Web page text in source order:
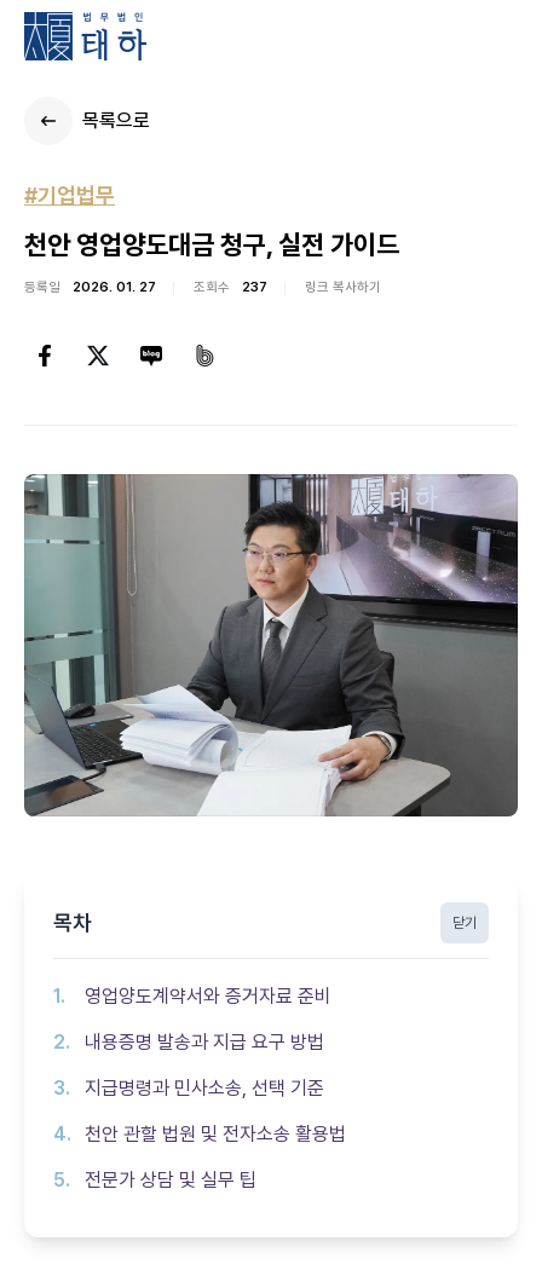
목록으로
#기업법무
천안 영업양도대금 청구, 실전 가이드
등록일 2026. 01. 27 조회수 237 링크 복사하기
목차 닫기
영업양도계약서와 증거자료 준비
내용증명 발송과 지급 요구 방법
지급명령과 민사소송, 선택 기준
천안 관할 법원 및 전자소송 활용법
전문가 상담 및 실무 팁